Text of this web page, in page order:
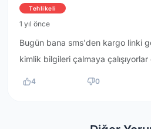
Tehlikeli
1 yıl önce
Bugün bana sms'den kargo linki
kimlik bilgileri çalmaya
4 0